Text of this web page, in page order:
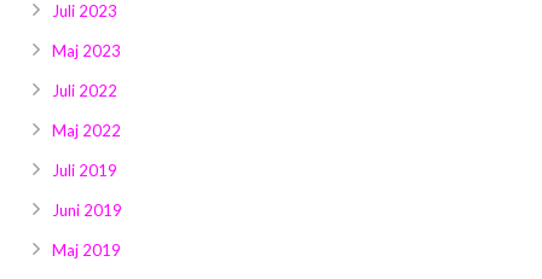
Juli 2023
Maj 2023
Juli 2022
Maj 2022
Juli 2019
Juni 2019
Maj 2019